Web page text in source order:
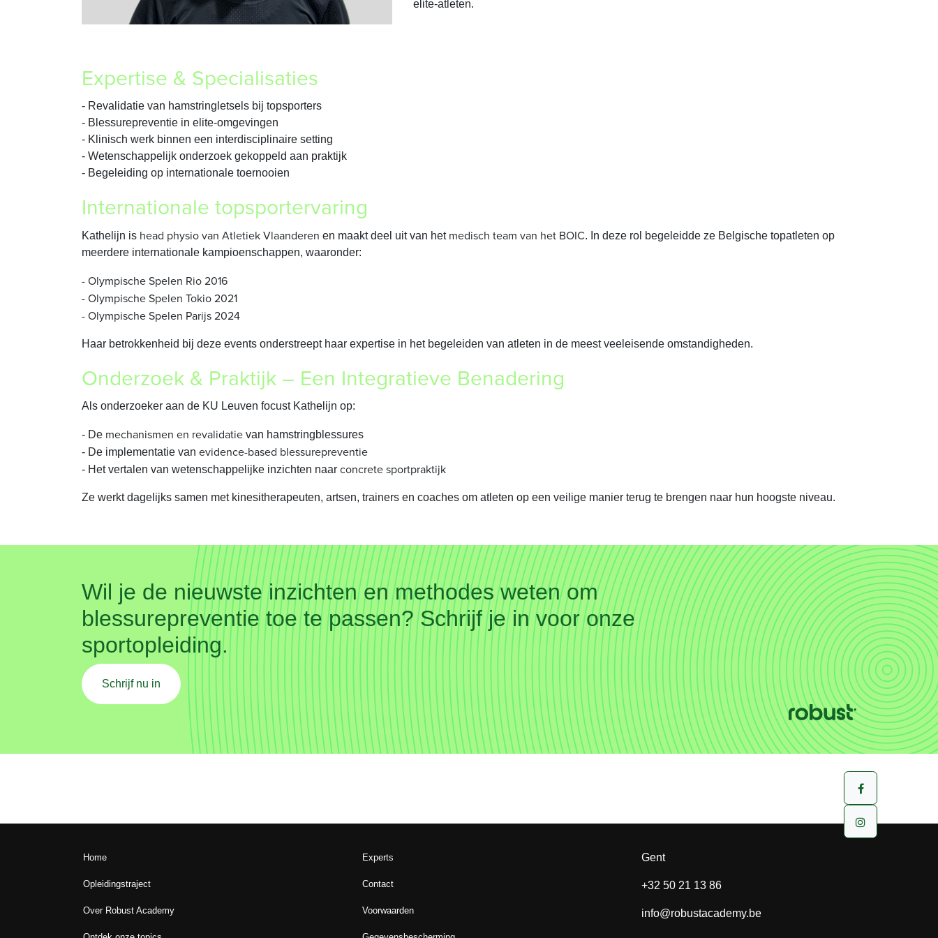
elite-atleten.
Expertise & Specialisaties
- Revalidatie van hamstringletsels bij topsporters
- Blessurepreventie in elite-omgevingen
- Klinisch werk binnen een interdisciplinaire setting
- Wetenschappelijk onderzoek gekoppeld aan praktijk
- Begeleiding op internationale toernooien
Internationale topsportervaring
Kathelijn is head physio van Atletiek Vlaanderen en maakt deel uit van het medisch team van het BOIC. In deze rol begeleidde ze Belgische topatleten op
meerdere internationale kampioenschappen, waaronder:
- Olympische Spelen Rio 2016
- Olympische Spelen Tokio 2021
- Olympische Spelen Parijs 2024
Haar betrokkenheid bij deze events onderstreept haar expertise in het begeleiden van atleten in de meest veeleisende omstandigheden.
Onderzoek & Praktijk – Een Integratieve Benadering
Als onderzoeker aan de KU Leuven focust Kathelijn op:
- De mechanismen en revalidatie van hamstringblessures
- De implementatie van evidence-based blessurepreventie
- Het vertalen van wetenschappelijke inzichten naar concrete sportpraktijk
Ze werkt dagelijks samen met kinesitherapeuten, artsen, trainers en coaches om atleten op een veilige manier terug te brengen naar hun hoogste niveau.
Wil je de nieuwste inzichten en methodes weten om
blessurepreventie toe te passen? Schrijf je in voor onze
sportopleiding.
Schrijf nu in
Home
Opleidingstraject
Over Robust Academy
Experts
Contact
Voorwaarden
Gent
+32 50 21 13 86
info@robustacademy.be